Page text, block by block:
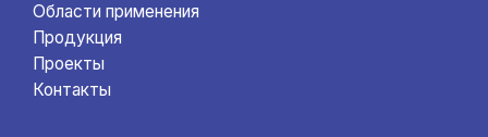
Области применения
Продукция
Проекты
Контакты